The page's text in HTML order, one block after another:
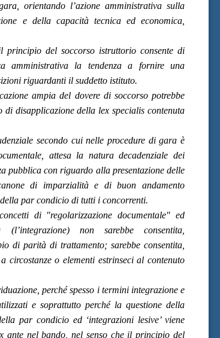
orientando l’azione amministrativa sulla
e della capacità tecnica ed economica,
principio del soccorso istruttorio consente di
amministrativa la tendenza a fornire una
riguardanti il suddetto istituto.
ampia del dovere di soccorso potrebbe
disapplicazione della lex specialis contenuta
secondo cui nelle procedure di gara è
attesa la natura decadenziale dei
pubblica con riguardo alla presentazione delle
di imparzialità e di buon andamento
par condicio di tutti i concorrenti.
di "regolarizzazione documentale" ed
(l’integrazione) non sarebbe consentita,
di parità di trattamento; sarebbe consentita,
circostanze o elementi estrinseci al contenuto
perché spesso i termini integrazione e
e soprattutto perché la questione della
par condicio ed ‘integrazioni lesive’ viene
ante nel bando, nel senso che il principio del